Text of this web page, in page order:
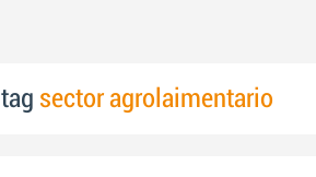
sector agrolaimentario